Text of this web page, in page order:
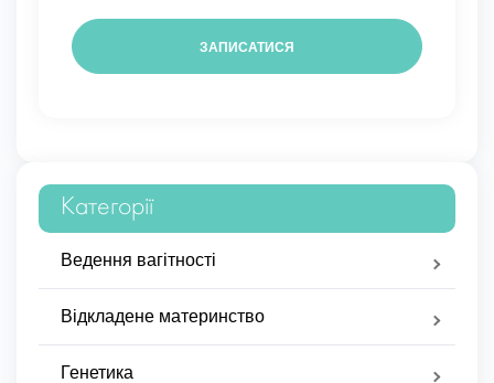
Категорії
Ведення вагітності
Відкладене материнство
Генетика